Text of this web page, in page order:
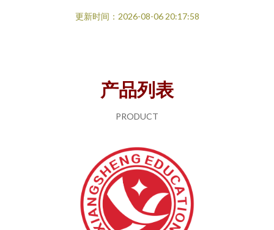
更新时间：2026-08-06 20:17:58
产品列表
PRODUCT